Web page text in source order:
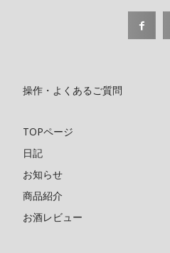
操作・よくあるご質問
TOPページ
日記
お知らせ
商品紹介
お酒レビュー